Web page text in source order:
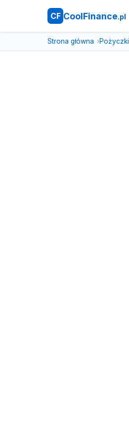
CF CoolFinance.pl
Strona główna Pożyczki